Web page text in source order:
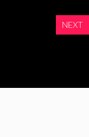
NEXT